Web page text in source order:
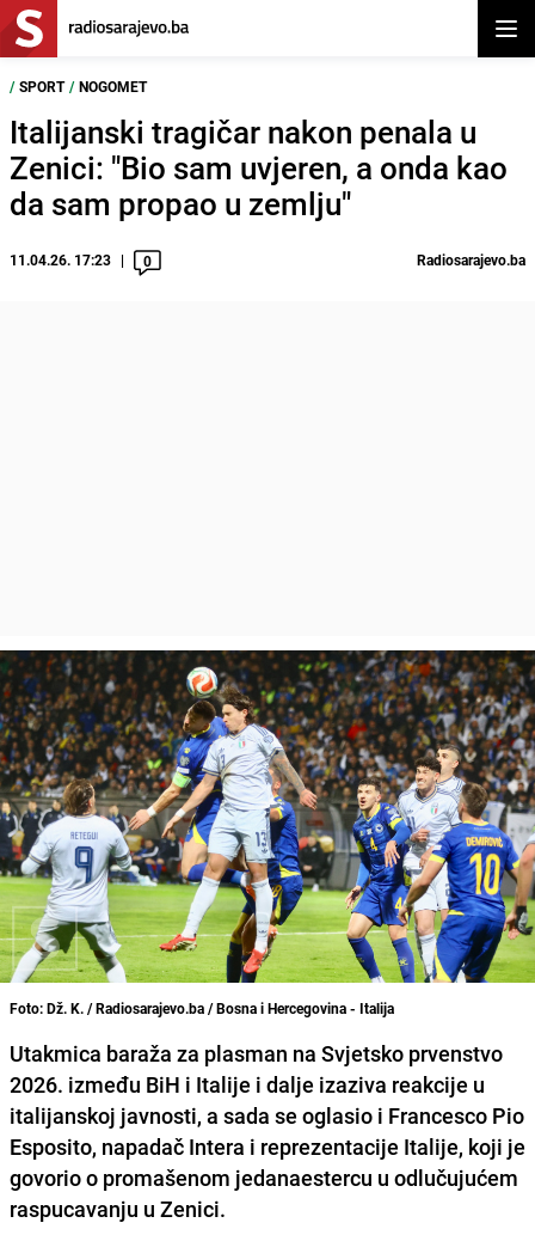
/ SPORT / NOGOMET
Italijanski tragičar nakon penala u
Zenici: "Bio sam uvjeren, a onda kao
da sam propao u zemlju"
11.04.26. 17:23 0 Radiosarajevo.ba
Foto: Dž. K. / Radiosarajevo.ba / Bosna i Hercegovina - Italija
Utakmica baraža za plasman na Svjetsko prvenstvo
2026. između BiH i Italije i dalje izaziva reakcije u
italijanskoj javnosti, a sada se oglasio i Francesco Pio
Esposito, napadač Intera i reprezentacije Italije, koji je
govorio o promašenom jedanaestercu u odlučujućem
raspucavanju u Zenici.